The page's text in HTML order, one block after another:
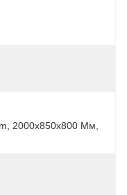
2000x850x800 Мм,